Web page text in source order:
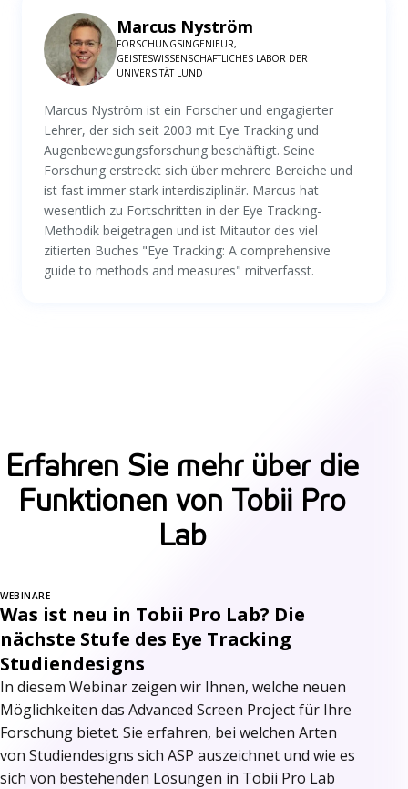
Marcus Nyström
FORSCHUNGSINGENIEUR,
GEISTESWISSENSCHAFTLICHES LABOR DER
UNIVERSITÄT LUND
Marcus Nyström ist ein Forscher und engagierter
Lehrer, der sich seit 2003 mit Eye Tracking und
Augenbewegungsforschung beschäftigt. Seine
Forschung erstreckt sich über mehrere Bereiche und
ist fast immer stark interdisziplinär. Marcus hat
wesentlich zu Fortschritten in der Eye Tracking-
Methodik beigetragen und ist Mitautor des viel
zitierten Buches "Eye Tracking: A comprehensive
guide to methods and measures" mitverfasst.
Erfahren Sie mehr über die
Funktionen von Tobii Pro
Lab
WEBINARE
Was ist neu in Tobii Pro Lab? Die
nächste Stufe des Eye Tracking
Studiendesigns
In diesem Webinar zeigen wir Ihnen, welche neuen
Möglichkeiten das Advanced Screen Project für Ihre
Forschung bietet. Sie erfahren, bei welchen Arten
von Studiendesigns sich ASP auszeichnet und wie es
sich von bestehenden Lösungen in Tobii Pro Lab